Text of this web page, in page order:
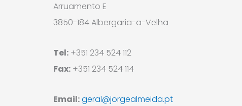
Arruamento E
3850-184 Albergaria-a-Velha
Tel: +351 234 524 112
Fax: +351 234 524 114
Email:geral@jorgealmeida.pt